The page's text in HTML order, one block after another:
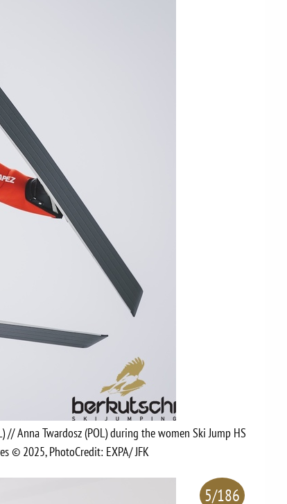
// Anna Twardosz (POL) during the women Ski Jump HS
© 2025, PhotoCredit: EXPA/ JFK
5/186